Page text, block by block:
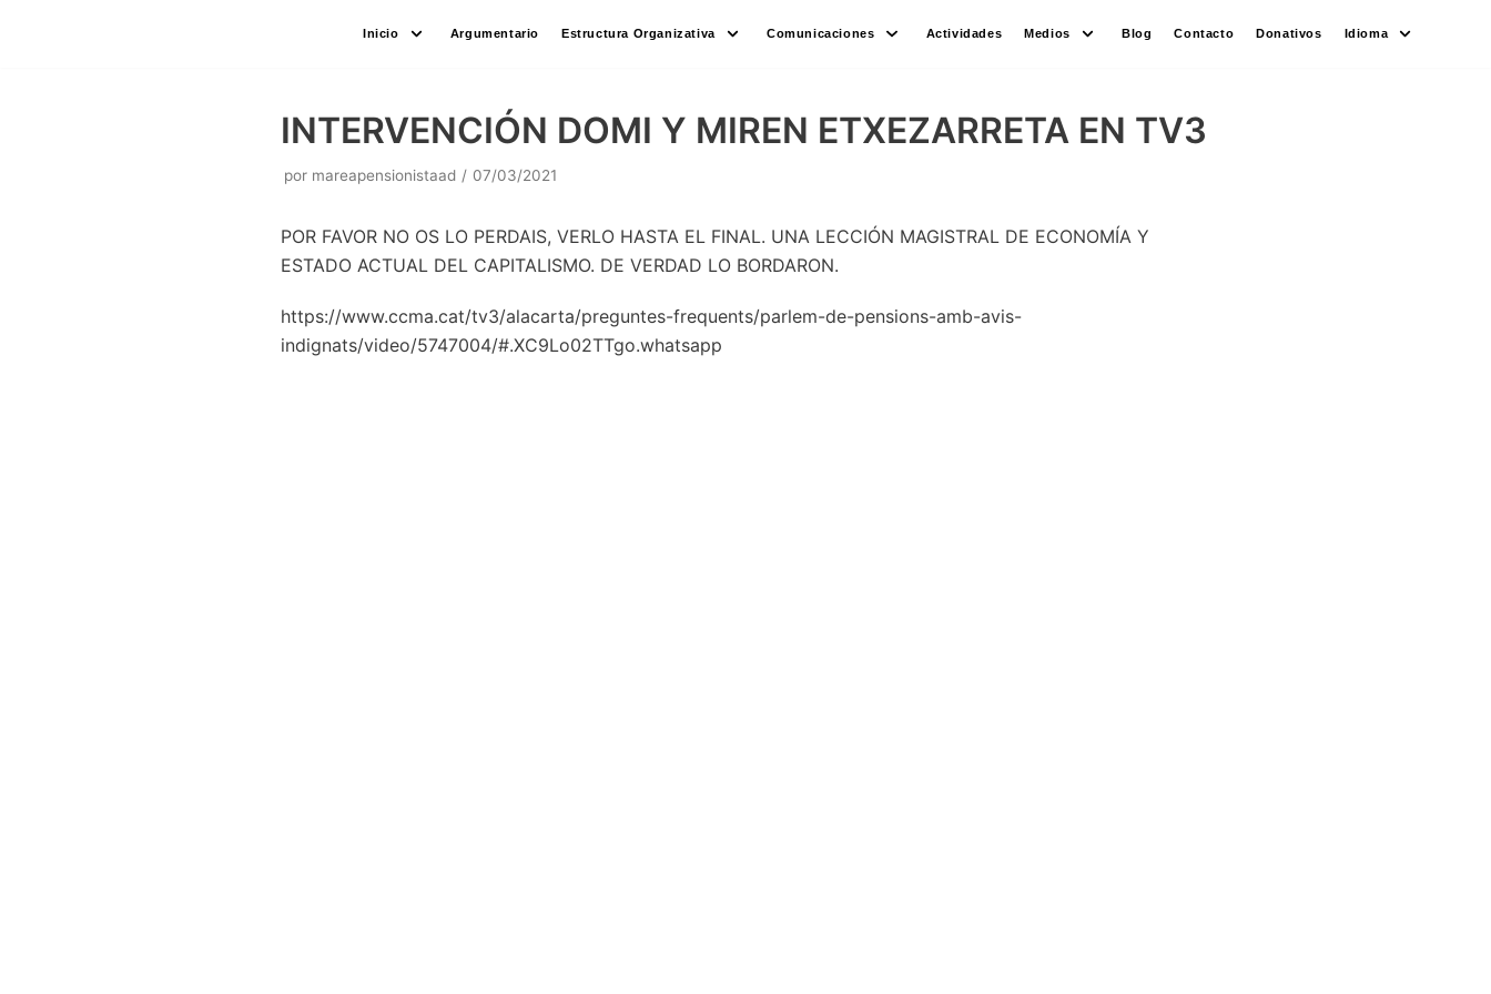
Inicio Argumentario Estructura Organizativa Comunicaciones Actividades Medios Blog Contacto Donativos Idioma
INTERVENCIÓN DOMI Y MIREN ETXEZARRETA EN TV3
por mareapensionistaad 07/03/2021
POR FAVOR NO OS LO PERDAIS, VERLO HASTA EL FINAL. UNA LECCIÓN MAGISTRAL DE ECONOMÍA Y
ESTADO ACTUAL DEL CAPITALISMO. DE VERDAD LO BORDARON.
https://www.ccma.cat/tv3/alacarta/preguntes-frequents/parlem-de-pensions-amb-avis-
indignats/video/5747004/#.XC9Lo02TTgo.whatsapp